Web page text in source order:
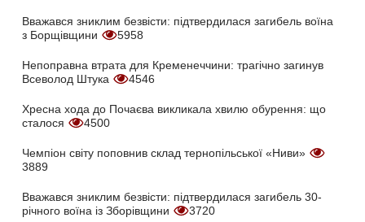
Вважався зниклим безвісти: підтвердилася загибель воїна
з Борщівщини
5958
Непоправна втрата для Кременеччини: трагічно загинув
Всеволод Штука
4546
Хресна хода до Почаєва викликала хвилю обурення: що
сталося
4500
Чемпіон світу поповнив склад тернопільської «Ниви»
3889
Вважався зниклим безвісти: підтвердилася загибель 30-
річного воїна із Зборівщини
3720